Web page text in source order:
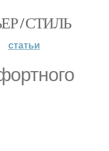
/ СТИЛЬ
статьи